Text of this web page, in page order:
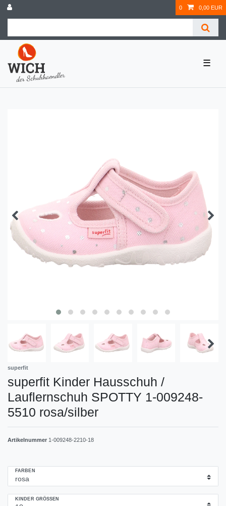
0 0,00 EUR
☰
superfit
superfit Kinder Hausschuh /
Lauflernschuh SPOTTY 1-009248-
5510 rosa/silber
Artikelnummer 1-009248-2210-18
FARBEN
KINDER GRÖSSEN